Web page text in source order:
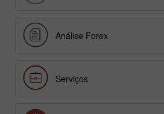
Análise Forex
Serviços